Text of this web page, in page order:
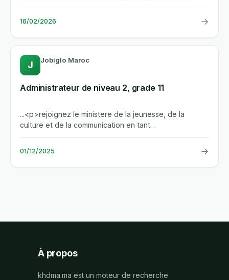
public vous place au...
16/02/2026 →
J Jobiglo Maroc
Administrateur de niveau 2, grade 11
...<p>rejoignez le ministere de la jeunesse, de la
culture et de la communication en tant
qu'administrateur de niveau 2,...
01/12/2025 →
À propos
khdma.ma est un moteur de recherche